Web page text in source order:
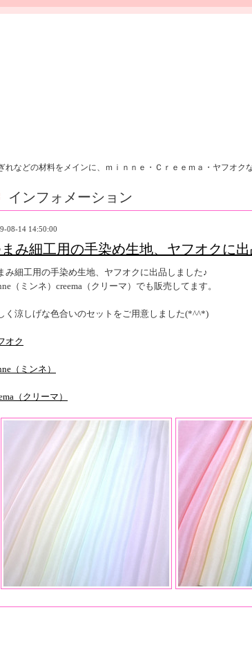
などの材料をメインに、ｍｉｎｎｅ・Ｃｒｅｅｍａ・ヤフオク
インフォメーション
08-14 14:50:00
み細工用の手染め生地、ヤフオクに
み細工用の手染め生地、ヤフオクに出品しました♪
（ミンネ）creema（クリーマ）でも販売してます。
く涼しげな色合いのセットをご用意しました(*^^*)
オク
（ミンネ）
（クリーマ）